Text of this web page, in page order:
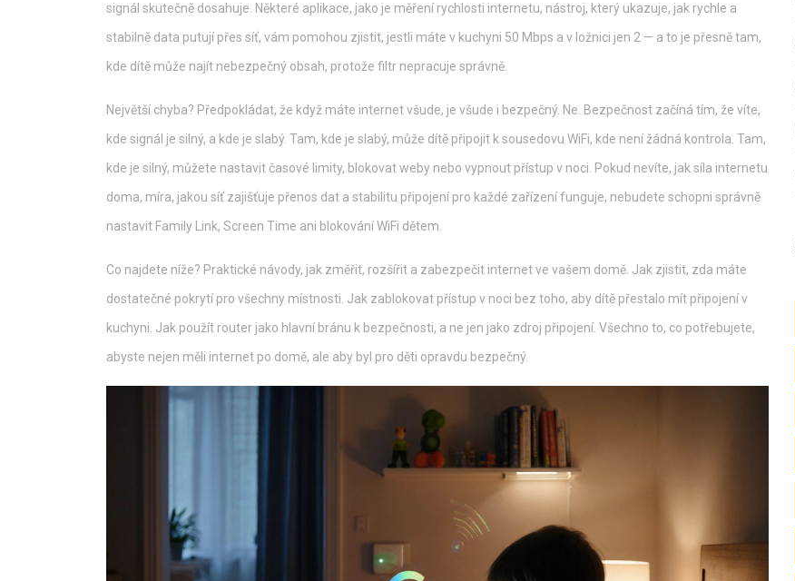
signál skutečně dosahuje. Některé aplikace, jako je měření rychlosti internetu, nástroj, který ukazuje, jak rychle a
stabilně data putují přes síť, vám pomohou zjistit, jestli máte v kuchyni 50 Mbps a v ložnici jen 2 — a to je přesně tam,
kde dítě může najít nebezpečný obsah, protože filtr nepracuje správně.
Největší chyba? Předpokládat, že když máte internet všude, je všude i bezpečný. Ne. Bezpečnost začíná tím, že víte,
kde signál je silný, a kde je slabý. Tam, kde je slabý, může dítě připojit k sousedovu WiFi, kde není žádná kontrola. Tam,
kde je silný, můžete nastavit časové limity, blokovat weby nebo vypnout přístup v noci. Pokud nevíte, jak síla internetu
doma, míra, jakou síť zajišťuje přenos dat a stabilitu připojení pro každé zařízenífunguje, nebudete schopni správně
nastavit Family Link, Screen Time ani blokování WiFi dětem.
Co najdete níže? Praktické návody, jak změřit, rozšířit a zabezpečit internet ve vašem domě. Jak zjistit, zda máte
dostatečné pokrytí pro všechny místnosti. Jak zablokovat přístup v noci bez toho, aby dítě přestalo mít připojení v
kuchyni. Jak použít router jako hlavní bránu k bezpečnosti, a ne jen jako zdroj připojení. Všechno to, co potřebujete,
abyste nejen měli internet po domě, ale aby byl pro děti opravdu bezpečný.